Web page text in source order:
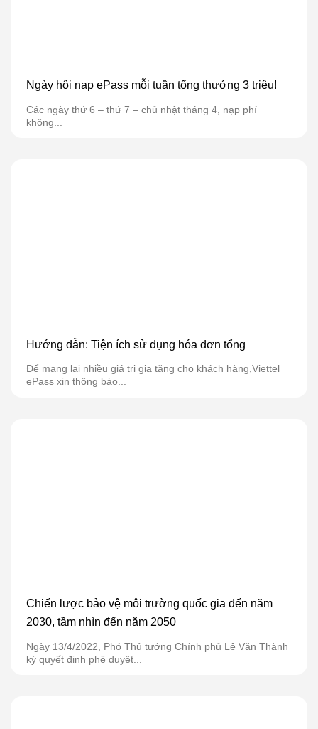
Ngày hội nạp ePass mỗi tuần tổng thưởng 3 triệu!
Các ngày thứ 6 – thứ 7 – chủ nhật tháng 4, nạp phí
không...
Hướng dẫn: Tiện ích sử dụng hóa đơn tổng
Để mang lại nhiều giá trị gia tăng cho khách hàng,Viettel
ePass xin thông báo...
Chiến lược bảo vệ môi trường quốc gia đến năm
2030, tầm nhìn đến năm 2050
Ngày 13/4/2022, Phó Thủ tướng Chính phủ Lê Văn Thành
ký quyết định phê duyệt...